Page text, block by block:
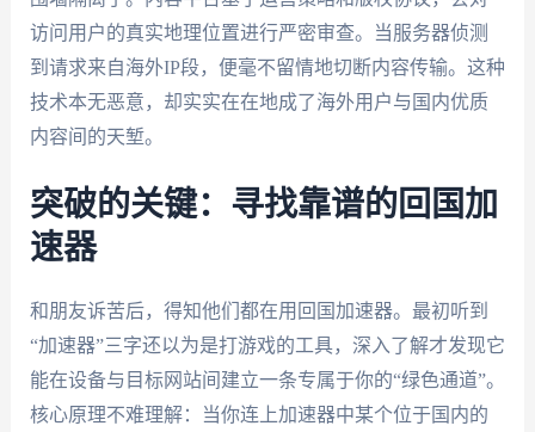
访问用户的真实地理位置进行严密审查。当服务器侦测
到请求来自海外IP段，便毫不留情地切断内容传输。这种
技术本无恶意，却实实在在地成了海外用户与国内优质
内容间的天堑。
突破的关键：寻找靠谱的回国加
速器
和朋友诉苦后，得知他们都在用回国加速器。最初听到
“加速器”三字还以为是打游戏的工具，深入了解才发现它
能在设备与目标网站间建立一条专属于你的“绿色通道”。
核心原理不难理解：当你连上加速器中某个位于国内的